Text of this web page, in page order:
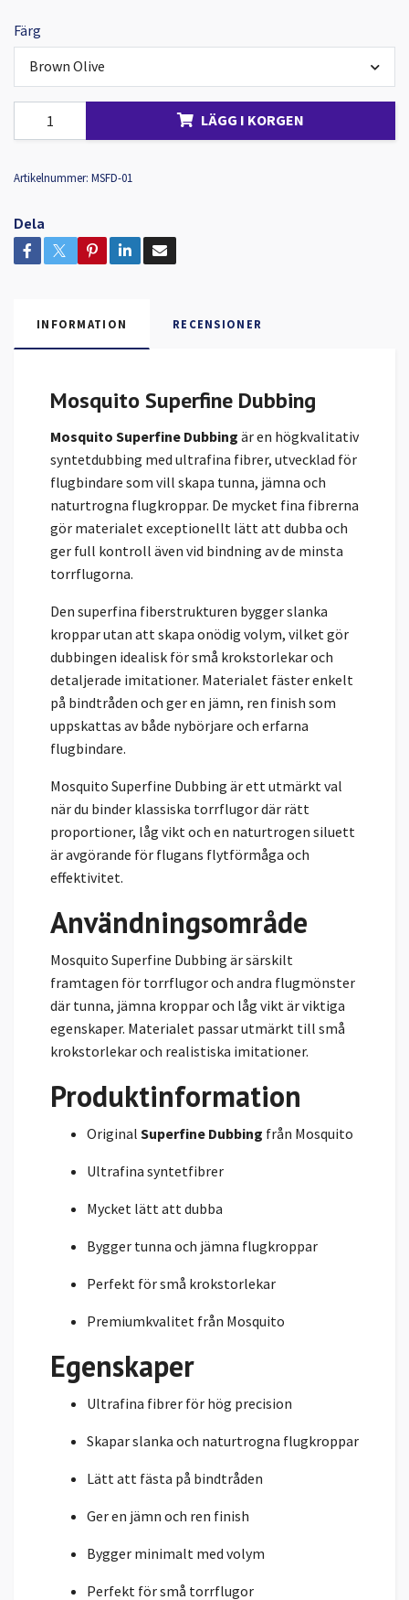
Färg
Brown Olive
LÄGG I KORGEN
Artikelnummer: MSFD-01
Dela
INFORMATION RECENSIONER
Mosquito Superfine Dubbing
Mosquito Superfine Dubbing är en högkvalitativ
syntetdubbing med ultrafina fibrer, utvecklad för
flugbindare som vill skapa tunna, jämna och
naturtrogna flugkroppar. De mycket fina fibrerna
gör materialet exceptionellt lätt att dubba och
ger full kontroll även vid bindning av de minsta
torrflugorna.
Den superfina fiberstrukturen bygger slanka
kroppar utan att skapa onödig volym, vilket gör
dubbingen idealisk för små krokstorlekar och
detaljerade imitationer. Materialet fäster enkelt
på bindtråden och ger en jämn, ren finish som
uppskattas av både nybörjare och erfarna
flugbindare.
Mosquito Superfine Dubbing är ett utmärkt val
när du binder klassiska torrflugor där rätt
proportioner, låg vikt och en naturtrogen siluett
är avgörande för flugans flytförmåga och
effektivitet.
Användningsområde
Mosquito Superfine Dubbing är särskilt
framtagen för torrflugor och andra flugmönster
där tunna, jämna kroppar och låg vikt är viktiga
egenskaper. Materialet passar utmärkt till små
krokstorlekar och realistiska imitationer.
Produktinformation
Original Superfine Dubbing från Mosquito
Ultrafina syntetfibrer
Mycket lätt att dubba
Bygger tunna och jämna flugkroppar
Perfekt för små krokstorlekar
Premiumkvalitet från Mosquito
Egenskaper
Ultrafina fibrer för hög precision
Skapar slanka och naturtrogna flugkroppar
Lätt att fästa på bindtråden
Ger en jämn och ren finish
Bygger minimalt med volym
Perfekt för små torrflugor